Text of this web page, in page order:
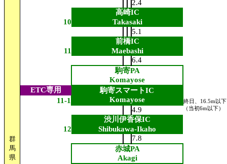
群
馬
県
2.4
高崎IC
10
Takasaki
5.1
前橋IC
11
Maebashi
6.4
駒寄PA
Komayose
ETC専用
駒寄スマートIC
11-1
Komayose 終日、16.5m以下
4.9 （当初6m以下）
渋川伊香保IC
12
Shibukawa-Ikaho
7.8
赤城PA
Akagi